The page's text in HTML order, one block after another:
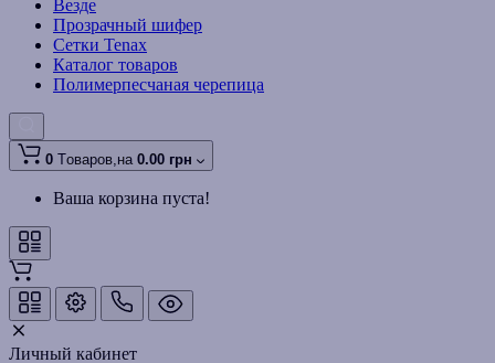
Везде
Прозрачный шифер
Сетки Tenax
Каталог товаров
Полимерпесчаная черепица
0 Tоваров,на 0.00 грн
Ваша корзина пуста!
Личный кабинет